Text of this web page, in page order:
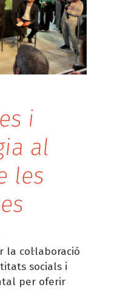
i
al
les
la col·laboració
socials i
per oferir